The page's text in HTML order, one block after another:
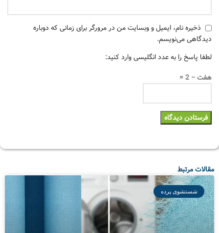
ذخیره نام، ایمیل و وبسایت من در مرورگر برای زمانی که دوباره
دیدگاهی می‌نویسم.
لطفا پاسخ را به عدد انگلیسی وارد کنید:
هفت − 2 =
مقالات مرتبط
شستشوی پرده